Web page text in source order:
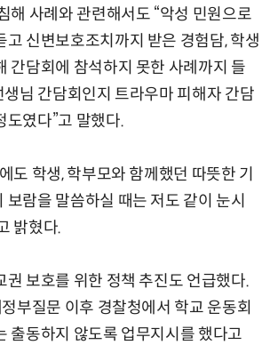
해 사례와 관련해서도 “악성 민원으로
고 신변보호조치까지 받은 경험담, 학생
간담회에 참석하지 못한 사례까지 들
생님 간담회인지 트라우마 피해자 간담
도였다”고 말했다.
도 학생, 학부모와 함께했던 따뜻한 기
보람을 말씀하실 때는 저도 같이 눈시
밝혔다.
권 보호를 위한 정책 추진도 언급했다.
부질문 이후 경찰청에서 학교 운동회
출동하지 않도록 업무지시를 했다고